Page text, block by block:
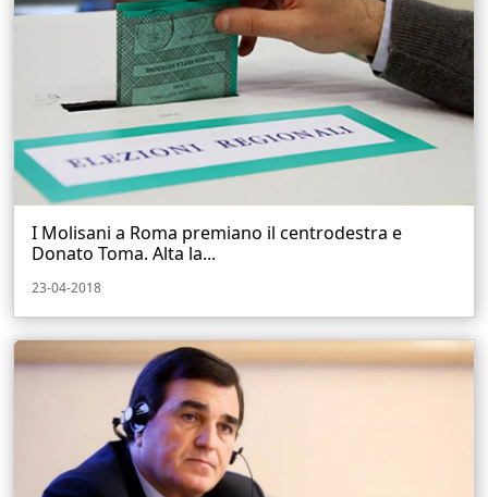
I Molisani a Roma premiano il centrodestra e
Donato Toma. Alta la...
23-04-2018